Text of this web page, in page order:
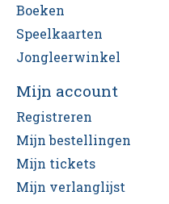
Boeken
Speelkaarten
Jongleerwinkel
Mijn account
Registreren
Mijn bestellingen
Mijn tickets
Mijn verlanglijst